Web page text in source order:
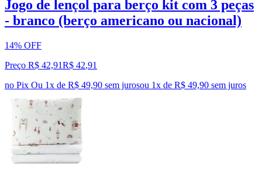
Jogo de lençol para berço kit com 3 peças
- branco (berço americano ou nacional)
14% OFF
Preço R$ 42,91R$ 42,91
no Pix Ou 1x de R$ 49,90 sem jurosou 1x de R$ 49,90 sem juros